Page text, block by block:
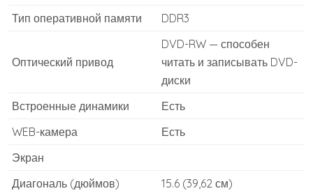
Тип оперативной памяти
DDR3
Оптический привод
DVD-RW — способен
читать и записывать DVD-
диски
Встроенные динамики
Есть
WEB-камера
Есть
Экран
Диагональ (дюймов)
15.6 (39,62 см)